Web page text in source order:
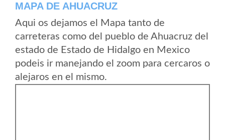
MAPA DE AHUACRUZ
Aqui os dejamos el Mapa tanto de
carreteras como del pueblo de Ahuacruz del
estado de Estado de Hidalgo en Mexico
podeis ir manejando el zoom para cercaros o
alejaros en el mismo.